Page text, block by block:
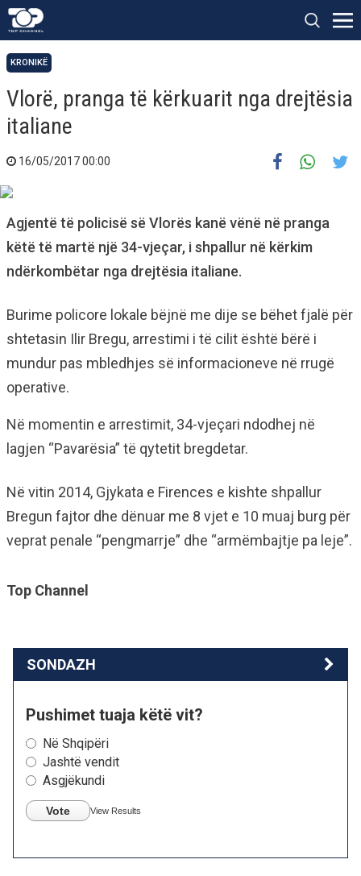
KRONIKË
Vlorë, pranga të kërkuarit nga drejtësia
italiane
16/05/2017 00:00
Agjentë të policisë së Vlorës kanë vënë në pranga
këtë të martë një 34-vjeçar, i shpallur në kërkim
ndërkombëtar nga drejtësia italiane.
Burime policore lokale bëjnë me dije se bëhet fjalë për
shtetasin Ilir Bregu, arrestimi i të cilit është bërë i
mundur pas mbledhjes së informacioneve në rrugë
operative.
Në momentin e arrestimit, 34-vjeçari ndodhej në
lagjen “Pavarësia” të qytetit bregdetar.
Në vitin 2014, Gjykata e Firences e kishte shpallur
Bregun fajtor dhe dënuar me 8 vjet e 10 muaj burg për
veprat penale “pengmarrje” dhe “armëmbajtje pa leje”.
Top Channel
SONDAZH
Pushimet tuaja këtë vit?
Në Shqipëri
Jashtë vendit
Asgjëkundi
Vote View Results